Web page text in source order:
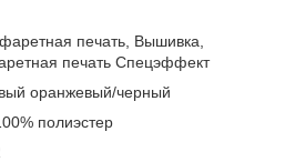
печать, Вышивка,
печать Спецэффект
оранжевый/черный
полиэстер